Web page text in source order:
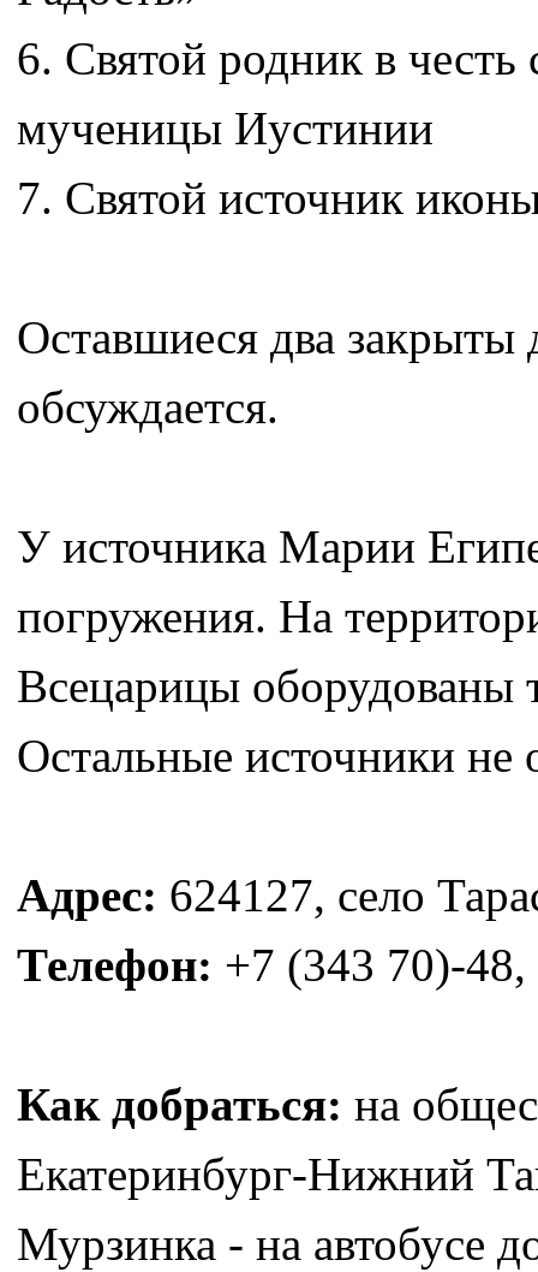
6. Святой родник в
мученицы Иустинии
7. Святой источник
Оставшиеся два закрыты
обсуждается.
У источника Марии
погружения. На
Всецарицы оборудованы
Остальные источники не
Адрес: 624127, село
Телефон: +7 (343 70)-
Как добраться: на
Екатеринбург-Нижний
Мурзинка - на автобусе